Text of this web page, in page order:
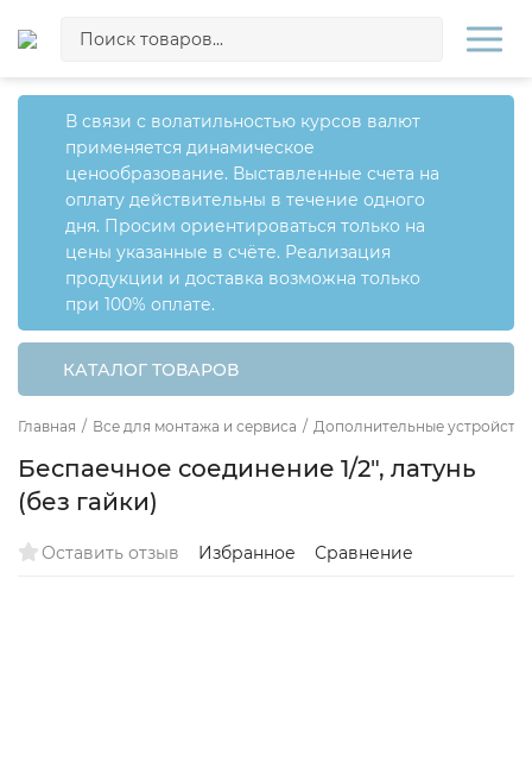
В связи с волатильностью курсов валют
применяется динамическое
ценообразование. Выставленные счета на
оплату действительны в течение одного
дня. Просим ориентироваться только на
цены указанные в счёте. Реализация
продукции и доставка возможна только
при 100% оплате.
КАТАЛОГ ТОВАРОВ
Главная / Все для монтажа и сервиса / Дополнительные
Беспаечное соединение 1/2", латунь
(без гайки)
Оставить отзыв Избранное Сравнение